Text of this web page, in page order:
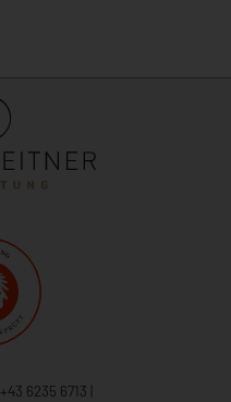
| +43 6235 6713